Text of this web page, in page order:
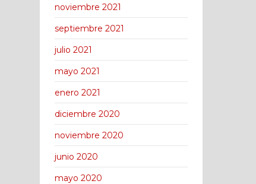
noviembre 2021
septiembre 2021
julio 2021
mayo 2021
enero 2021
diciembre 2020
noviembre 2020
junio 2020
mayo 2020